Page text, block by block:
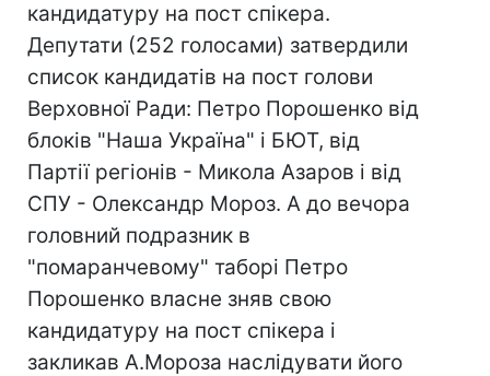
кандидатуру на пост спікера.
Депутати (252 голосами) затвердили
список кандидатів на пост голови
Верховної Ради: Петро Порошенко від
блоків "Наша Україна" і БЮТ, від
Партії регіонів - Микола Азаров і від
СПУ - Олександр Мороз. А до вечора
головний подразник в
"помаранчевому" таборі Петро
Порошенко власне зняв свою
кандидатуру на пост спікера і
закликав А.Мороза наслідувати його